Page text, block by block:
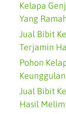
Kelapa
Yang
Jual Bibit
Terjamin
Pohon
Jual Bibit
Hasil